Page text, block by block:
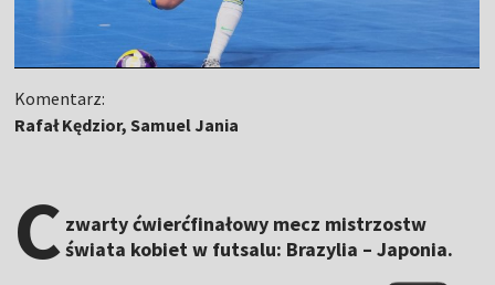
Komentarz:
Rafał Kędzior, Samuel Jania
C zwarty ćwierćfinałowy mecz mistrzostw
świata kobiet w futsalu: Brazylia – Japonia.